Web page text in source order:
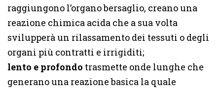
raggiungono l’organo bersaglio, creano una
reazione chimica acida che a sua volta
svilupperà un rilassamento dei tessuti o degli
organi più contratti e irrigiditi;
lento e profondo trasmette onde lunghe che
generano una reazione basica la quale